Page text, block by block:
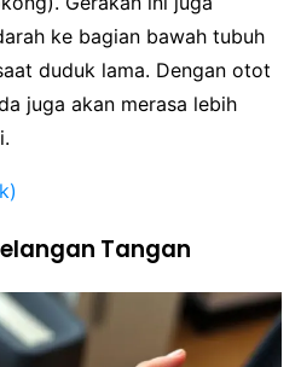
ke bagian bawah tubuh
duduk lama. Dengan otot
juga akan merasa lebih
Tangan